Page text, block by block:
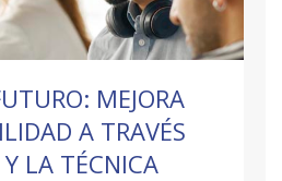
MEJORA
A TRAVÉS
LA TÉCNICA